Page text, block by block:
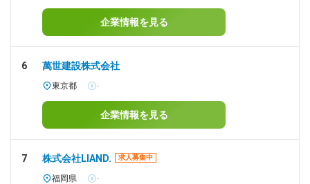
企業情報を見る
6 萬世建設株式会社
東京都 -
企業情報を見る
7 株式会社LIAND. 求人募集中
福岡県 -